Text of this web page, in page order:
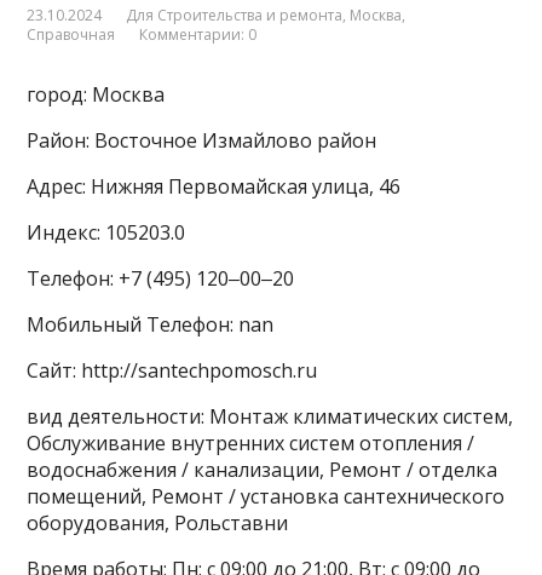
23.10.2024 Для Строительства и ремонта, Москва,
Справочная
Комментарии: 0
город: Москва
Район: Восточное Измайлово район
Адрес: Нижняя Первомайская улица, 46
Индекс: 105203.0
Телефон: +7 (495) 120‒00‒20
Мобильный Телефон: nan
Сайт: http://santechpomosch.ru
вид деятельности: Монтаж климатических систем,
Обслуживание внутренних систем отопления /
водоснабжения / канализации, Ремонт / отделка
помещений, Ремонт / установка сантехнического
оборудования, Рольставни
Время работы: Пн: с 09:00 до 21:00, Вт: с 09:00 до